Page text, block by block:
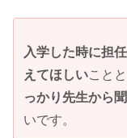
入学した時に担
えてほしいことと
っかり先生から
いです。